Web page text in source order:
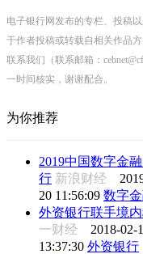
电子银行网发布的专栏、投稿
于作者投稿或转载自相关作品
联系我们（联系邮箱：
一时间核实，谢谢配合。
为你推荐
2019中国数字金
行 新浪财经
20 11:56:09 数字
外资银行联手境
一财经 2018-02-
13:37:30 外资银行